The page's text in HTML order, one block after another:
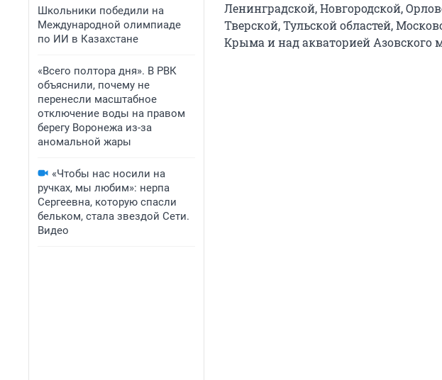
Школьники победили на
Международной олимпиаде
по ИИ в Казахстане
«Всего полтора дня». В РВК
объяснили, почему не
перенесли масштабное
отключение воды на правом
берегу Воронежа из-за
аномальной жары
«Чтобы нас носили на
ручках, мы любим»: нерпа
Сергеевна, которую спасли
бельком, стала звездой Сети.
Видео
Ленинградской, Новгородской,
Тверской, Тульской областей,
Крыма и над акваторией Азовского